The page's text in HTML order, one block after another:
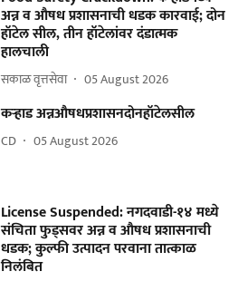
अन्न व औषध प्रशासनाची धडक कारवाई; दोन
हॉटेल सील, तीन हॉटेलांवर दंडात्मक
हालचाली
सकाळ वृत्तसेवा 05 August 2026
कऱ्हाड अन्नऔषधप्रशासनदोनहॉटेलसील
CD 05 August 2026
License Suspended: नगदवाडी-१४ मध्ये
संचिता फुड्सवर अन्न व औषध प्रशासनाची
धडक; कुल्फी उत्पादन परवाना तात्काळ
निलंबित